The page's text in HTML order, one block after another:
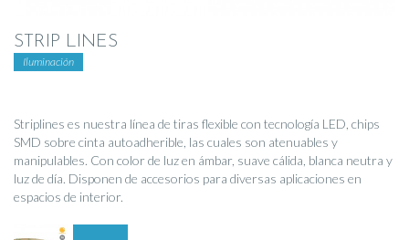
STRIP LINES
Iluminación
Striplines es nuestra línea de tiras flexible con tecnología LED, chips
SMD sobre cinta autoadherible, las cuales son atenuables y
manipulables. Con color de luz en ámbar, suave cálida, blanca neutra y
luz de día. Disponen de accesorios para diversas aplicaciones en
espacios de interior.